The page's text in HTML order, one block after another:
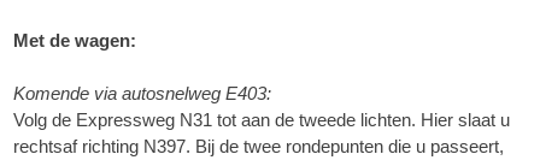
Met de wagen:
Komende via autosnelweg E403:
Volg de Expressweg N31 tot aan de tweede lichten. Hier slaat u
rechtsaf richting N397. Bij de twee rondepunten die u passeert,